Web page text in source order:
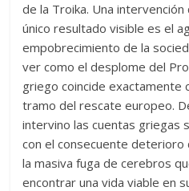
de la Troika. Una
único resultado visible es el
empobrecimiento de la
ver como el desplome del
griego coincide exactamente
tramo del rescate europeo.
intervino las cuentas griegas
con el consecuente
la masiva fuga de cerebros
encontrar una vida viable en